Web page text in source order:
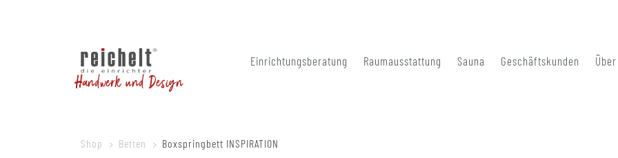
Handwerk und Design
Einrichtungsberatung Raumausstattung Sauna Geschäftskunden
Shop Betten Boxspringbett INSPIRATION